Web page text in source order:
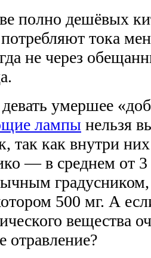
полно дешёвых
тока
не через
умершее
лампы нельзя
так как внутри
— в среднем от
500 мг. А
вещества
отравление?